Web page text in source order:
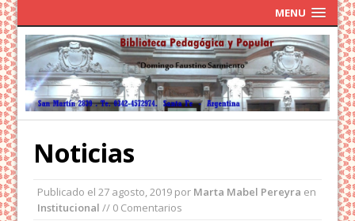
MENU
Noticias
Publicado el 27 agosto, 2019 por Marta Mabel Pereyra en
Institucional // 0 Comentarios